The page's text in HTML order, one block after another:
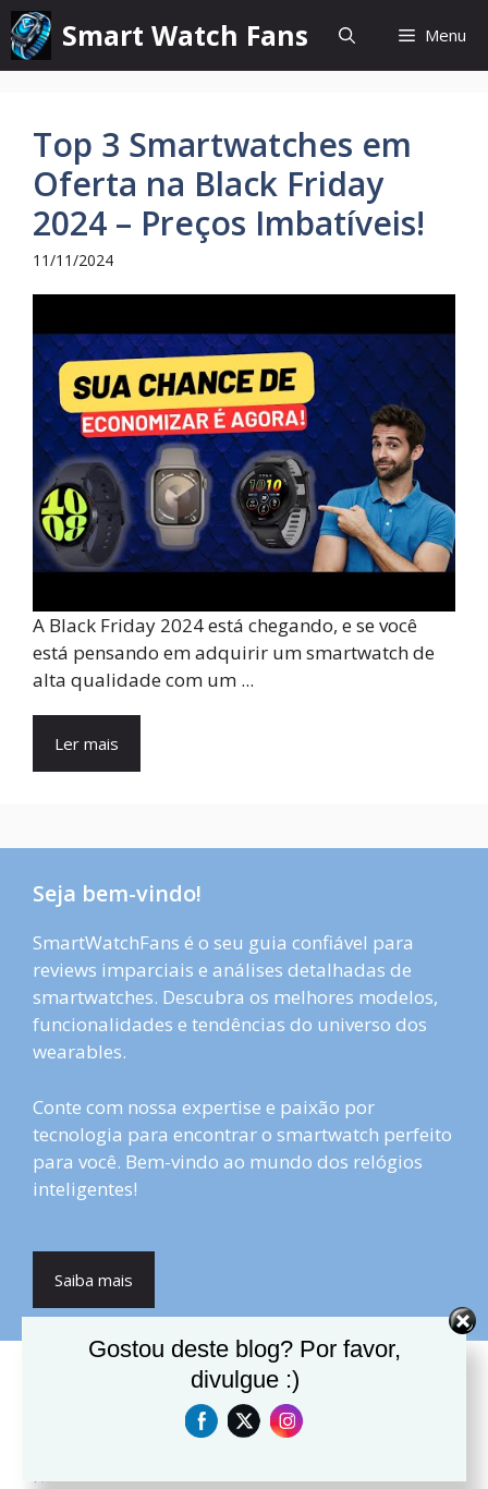
Pular
para
o
Smart Watch Fans Menu
Top 3 Smartwatches em
Oferta na Black Friday
2024 – Preços Imbatíveis!
11/11/2024
A Black Friday 2024 está chegando, e se você
está pensando em adquirir um smartwatch de
alta qualidade com um ...
Ler mais
Seja bem-vindo!
SmartWatchFans é o seu guia confiável para
reviews imparciais e análises detalhadas de
smartwatches. Descubra os melhores modelos,
funcionalidades e tendências do universo dos
wearables.
Conte com nossa expertise e paixão por
tecnologia para encontrar o smartwatch perfeito
para você. Bem-vindo ao mundo dos relógios
inteligentes!
Saiba mais
Best Smartwatch for Elderly
Reliable)
Gostou deste blog? Por favor,
divulgue :)